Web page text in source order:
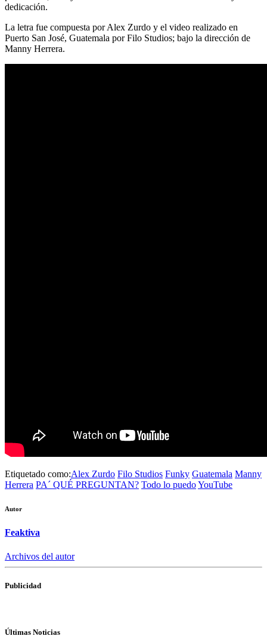
dedicación.
La letra fue compuesta por Alex Zurdo y el video realizado en
Puerto San José, Guatemala por Filo Studios; bajo la dirección de
Manny Herrera.
Etiquetado como:Alex Zurdo Filo Studios Funky Guatemala Manny
Herrera PA´ QUÉ PREGUNTAN? Todo lo puedoYouTube
Autor
Feaktiva
Archivos del autor
Publicidad
Últimas Noticias